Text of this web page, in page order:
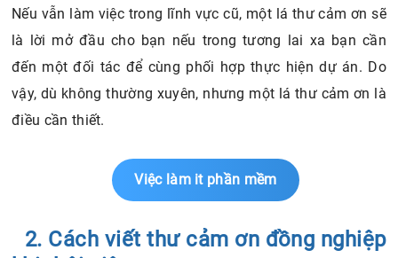
Nếu vẫn làm việc trong lĩnh vực cũ, một lá thư cảm ơn sẽ
là lời mở đầu cho bạn nếu trong tương lai xa bạn cần
đến một đối tác để cùng phối hợp thực hiện dự án. Do
vậy, dù không thường xuyên, nhưng một lá thư cảm ơn là
điều cần thiết.
Việc làm it phần mềm
2. Cách viết thư cảm ơn đồng nghiệp